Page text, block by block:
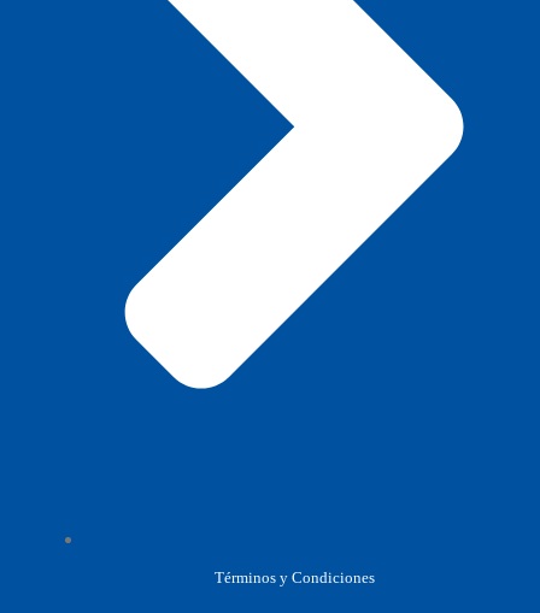
Términos y Condiciones